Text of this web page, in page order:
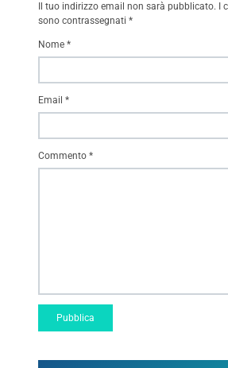
Il tuo indirizzo email non sarà pubblicato.
I
sono contrassegnati *
Commento *
Nome *
Email *